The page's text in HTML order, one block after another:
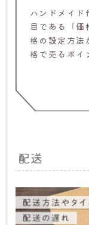
ハンドメイド
目である「
格の設定方法
格で売るポイ
配送